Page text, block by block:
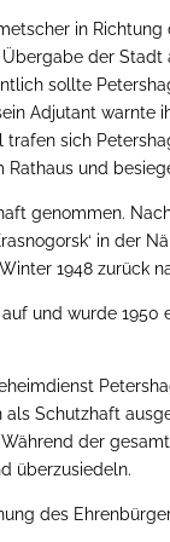
in
der Stadt
sollte
Adjutant warnte
sich
Rathaus und
genommen.
in der
1948 zurück
und wurde
Schutzhaft
der
überzusiedeln.
des